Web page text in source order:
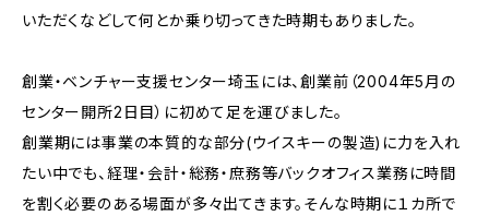
いただくなどして何とか乗り切ってきた時期もありました。
創業・ベンチャー支援センター埼玉には、創業前（2004年5月の
センター開所2日目）に初めて足を運びました。
創業期には事業の本質的な部分(ウイスキーの製造)に力を入れ
たい中でも、経理・会計・総務・庶務等バックオフィス業務に時間
を割く必要のある場面が多々出てきます。そんな時期に１カ所で